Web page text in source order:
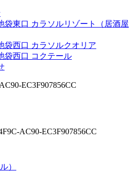
袋東口 カラソルリゾート（居酒屋
袋西口 カラソルクオリア
袋西口 コクテール
EC3F907856CC
AC90-EC3F907856CC